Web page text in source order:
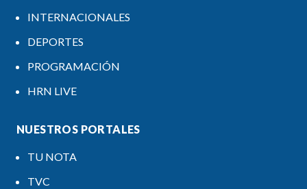
INTERNACIONALES
DEPORTES
PROGRAMACIÓN
HRN LIVE
NUESTROS PORTALES
TU NOTA
TVC